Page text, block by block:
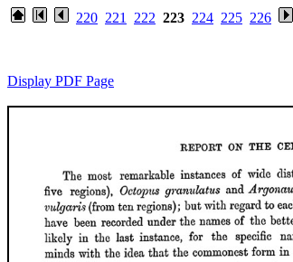
220 221 222 223 224 225 226
Display PDF Page